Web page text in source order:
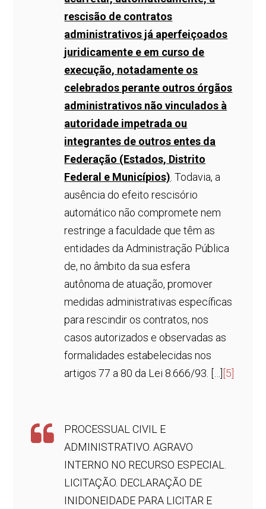
rescisão de contratos
administrativos já aperfeiçoados
juridicamente e em curso de
execução, notadamente os
celebrados perante outros órgãos
administrativos não vinculados à
autoridade impetrada ou
integrantes de outros entes da
Federação (Estados, Distrito
Federal e Municípios) . Todavia, a
ausência do efeito rescisório
automático não compromete nem
restringe a faculdade que têm as
entidades da Administração Pública
de, no âmbito da sua esfera
autônoma de atuação, promover
medidas administrativas específicas
para rescindir os contratos, nos
casos autorizados e observadas as
formalidades estabelecidas nos
artigos 77 a 80 da Lei 8.666/93. […]
[5]
PROCESSUAL CIVIL E
ADMINISTRATIVO. AGRAVO
INTERNO NO RECURSO ESPECIAL.
LICITAÇÃO. DECLARAÇÃO DE
INIDONEIDADE PARA LICITAR E